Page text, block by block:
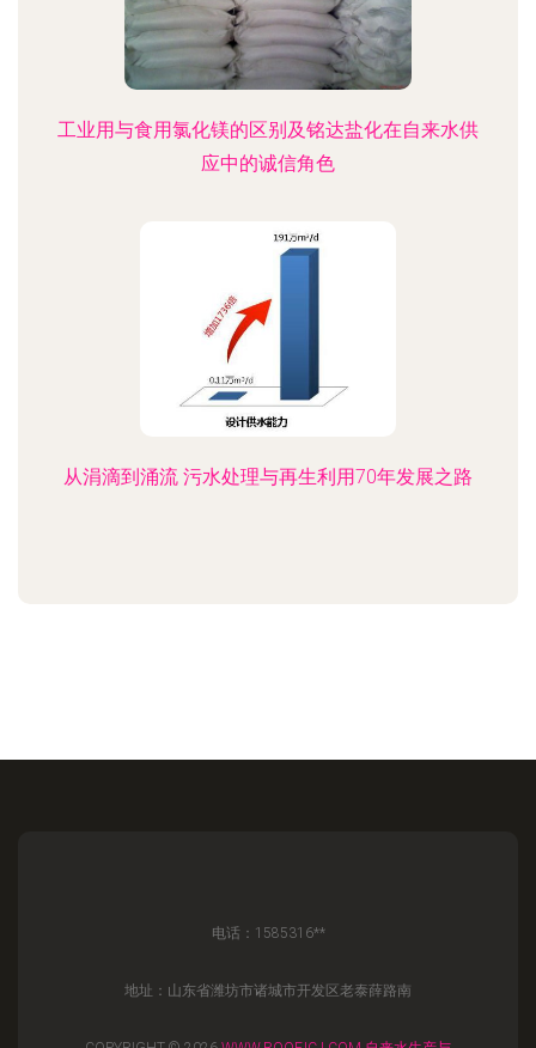
工业用与食用氯化镁的区别及铭达盐化在自来水供
应中的诚信角色
从涓滴到涌流 污水处理与再生利用70年发展之路
电话：1585316**
地址：山东省潍坊市诸城市开发区老泰薛路南